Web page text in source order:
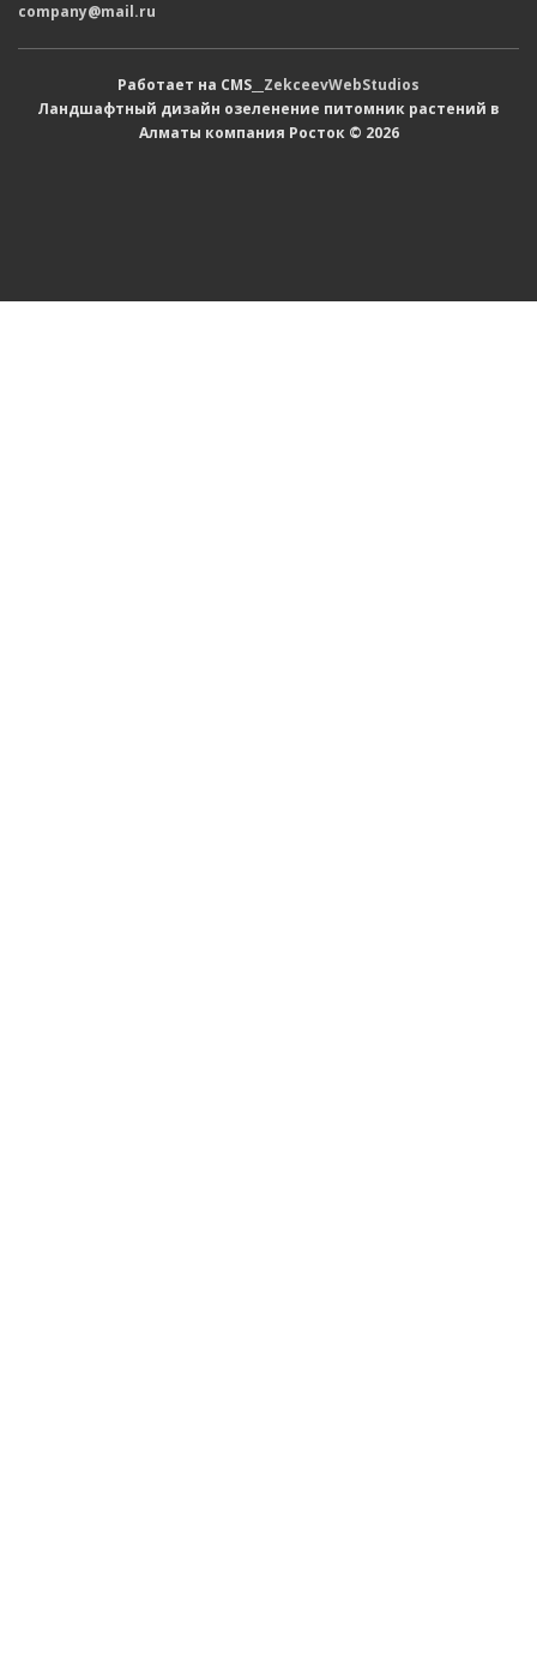
company@mail.ru
Работает на CMS__ ZekceevWebStudios
Ландшафтный дизайн озеленение питомник растений в
Алматы компания Росток © 2026